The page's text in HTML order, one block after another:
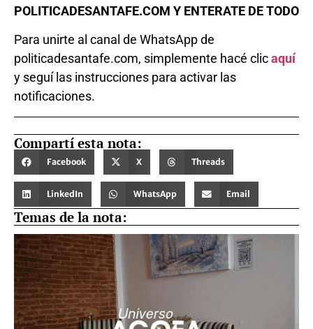
POLITICADESANTAFE.COM Y ENTERATE DE TODO
Para unirte al canal de WhatsApp de
politicadesantafe.com, simplemente hacé clicaquí
y seguí las instrucciones para activar las
notificaciones.
Compartí esta nota:
Facebook X Threads
LinkedIn WhatsApp Email
Temas de la nota: